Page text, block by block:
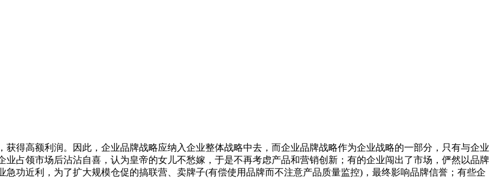
得高额利润。因此，企业品牌战略应纳入企业整体战略中去，而企业品牌战略作为企业战略的一部分，只有与企业
占领市场后沾沾自喜，认为皇帝的女儿不愁嫁，于是不再考虑产品和营销创新；有的企业闯出了市场，俨然以品牌
功近利，为了扩大规模仓促的搞联营、卖牌子(有偿使用品牌而不注意产品质量监控)，最终影响品牌信誉；有些企